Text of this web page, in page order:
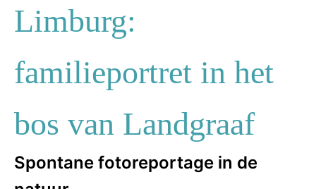
Limburg:
familieportret in het
bos van Landgraaf
Spontane fotoreportage in de